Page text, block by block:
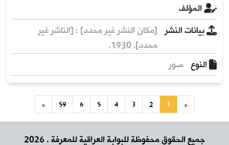
المؤلف
بيانات النشر [مكان النشر غير محدد] : [الناشر غير
محدد]، 1930.
النوع صور
«
1
2
3
4
5
6
59
»
جميع الحقوق محفوظة للبوابة العراقية للمعرفة .2026